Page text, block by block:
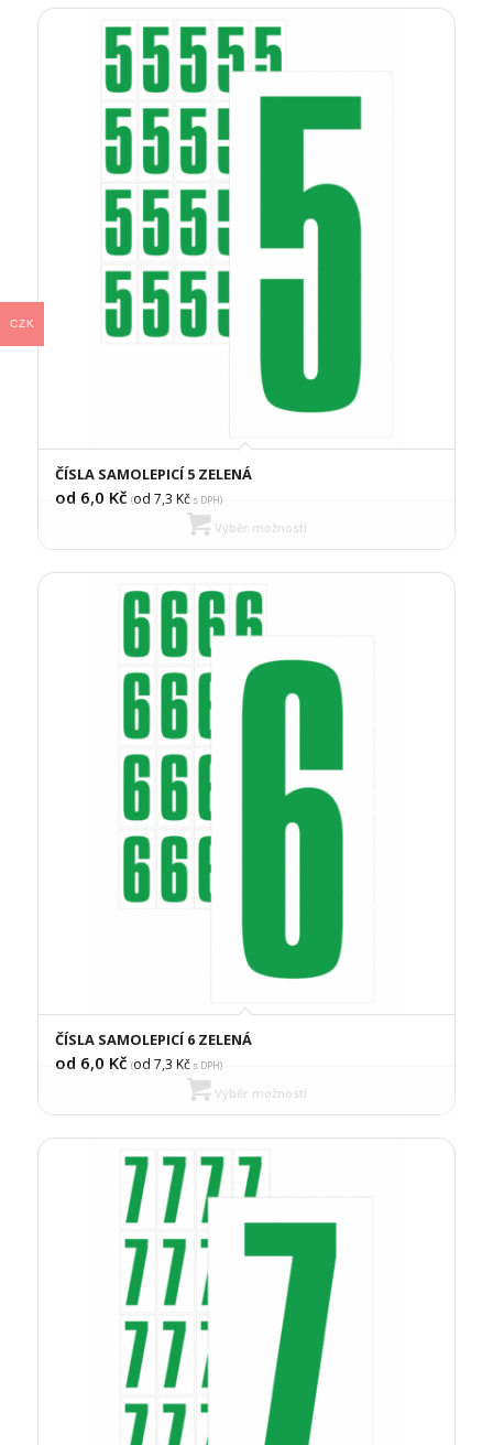
ČÍSLA SAMOLEPICÍ 5 ZELENÁ
od 6,0 Kč (od 7,3 Kčs DPH)
Výběr možností
ČÍSLA SAMOLEPICÍ 6 ZELENÁ
od 6,0 Kč (od 7,3 Kčs DPH)
Výběr možností
CZK